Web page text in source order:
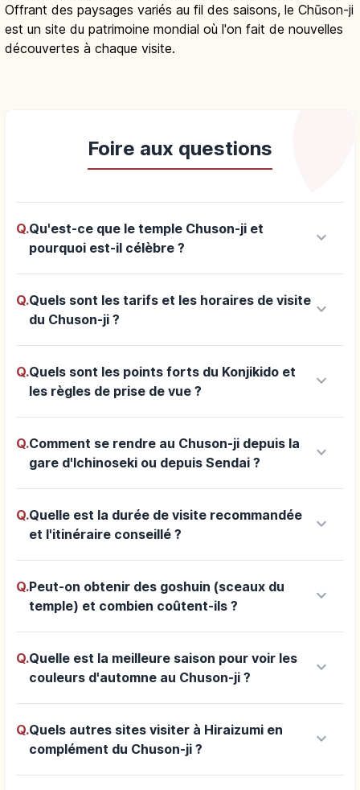
Offrant des paysages variés au fil des saisons, le Chūson-ji
est un site du patrimoine mondial où l'on fait de nouvelles
découvertes à chaque visite.
Foire aux questions
Q.Qu'est-ce que le temple Chuson-ji et
pourquoi est-il célèbre ?
keyboard_arrow_down
Q.Quels sont les tarifs et les horaires de visite
du Chuson-ji ?
keyboard_arrow_down
Q.Quels sont les points forts du Konjikido et
les règles de prise de vue ?
keyboard_arrow_down
Q.Comment se rendre au Chuson-ji depuis la
gare d'Ichinoseki ou depuis Sendai ?
keyboard_arrow_down
Q.Quelle est la durée de visite recommandée
et l'itinéraire conseillé ?
keyboard_arrow_down
Q.Peut-on obtenir des goshuin (sceaux du
temple) et combien coûtent-ils ?
keyboard_arrow_down
Q.Quelle est la meilleure saison pour voir les
couleurs d'automne au Chuson-ji ?
keyboard_arrow_down
Q.Quels autres sites visiter à Hiraizumi en
complément du Chuson-ji ?
keyboard_arrow_down